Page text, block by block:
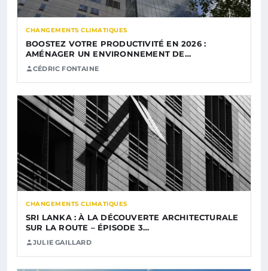
CHANGEMENTS CLIMATIQUES
BOOSTEZ VOTRE PRODUCTIVITÉ EN 2026 :
AMÉNAGER UN ENVIRONNEMENT DE…
CÉDRIC FONTAINE
CHANGEMENTS CLIMATIQUES
SRI LANKA : À LA DÉCOUVERTE ARCHITECTURALE
SUR LA ROUTE – ÉPISODE 3…
JULIE GAILLARD